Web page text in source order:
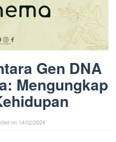
Gen DNA
Mengungkap
on 14/02/2024